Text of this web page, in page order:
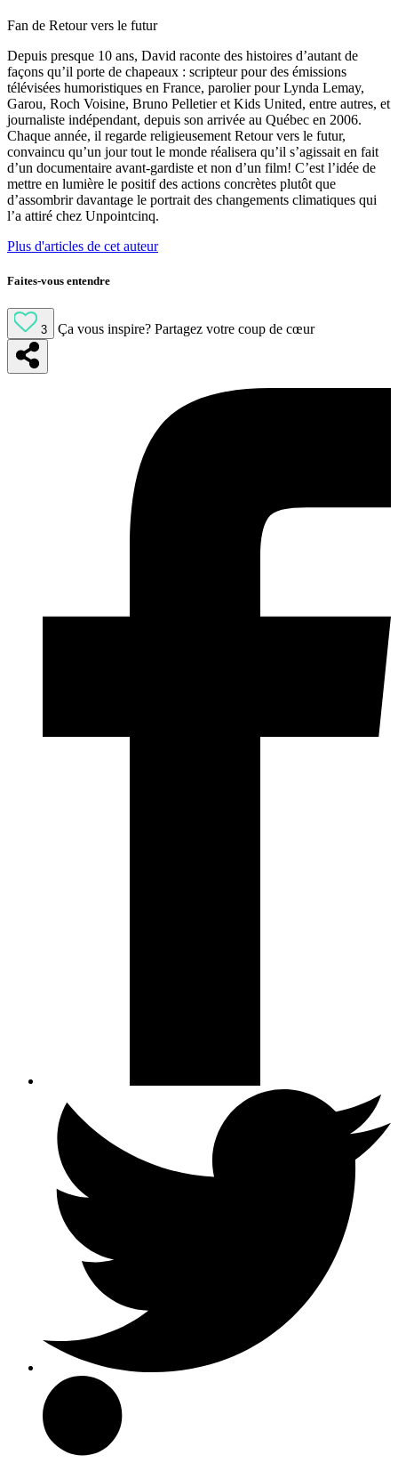
Fan de Retour vers le futur
Depuis presque 10 ans, David raconte des histoires d’autant de
façons qu’il porte de chapeaux : scripteur pour des émissions
télévisées humoristiques en France, parolier pour Lynda Lemay,
Garou, Roch Voisine, Bruno Pelletier et Kids United, entre autres, et
journaliste indépendant, depuis son arrivée au Québec en 2006.
Chaque année, il regarde religieusement Retour vers le futur,
convaincu qu’un jour tout le monde réalisera qu’il s’agissait en fait
d’un documentaire avant-gardiste et non d’un film! C’est l’idée de
mettre en lumière le positif des actions concrètes plutôt que
d’assombrir davantage le portrait des changements climatiques qui
l’a attiré chez Unpointcinq.
Plus d'articles de cet auteur
Faites-vous entendre
3 Ça vous inspire? Partagez votre coup de cœur